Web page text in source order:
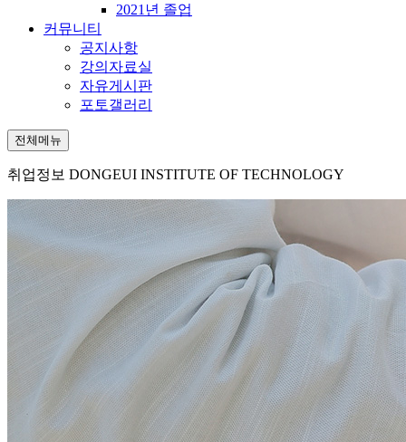
2021년 졸업
커뮤니티
공지사항
강의자료실
자유게시판
포토갤러리
전체메뉴
취업정보 DONGEUI INSTITUTE OF TECHNOLOGY